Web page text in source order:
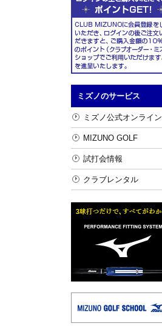
ミズノのサービス
ミズノ公式オンライン
MIZUNO GOLF
試打会情報
クラブレンタル